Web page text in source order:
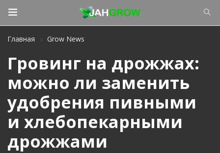
Главная Grow News
Гровинг на дрожжах:
можно ли заменить
удобрения пивными
и хлебопекарными
дрожжами